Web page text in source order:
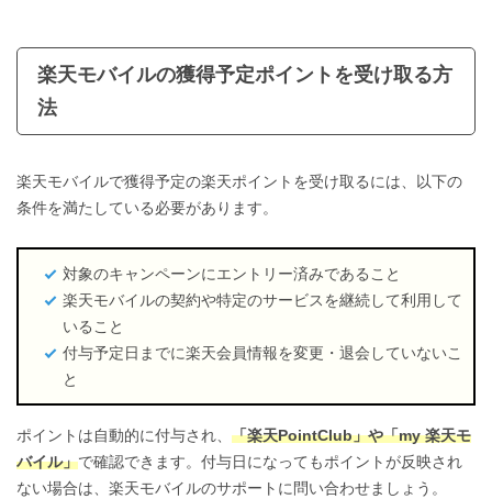
楽天モバイルの獲得予定ポイントを受け取る方
法
楽天モバイルで獲得予定の楽天ポイントを受け取るには、以下の
条件を満たしている必要があります。
対象のキャンペーンにエントリー済みであること
楽天モバイルの契約や特定のサービスを継続して利用して
いること
付与予定日までに楽天会員情報を変更・退会していないこ
と
ポイントは自動的に付与され、 「楽天PointClub」や「my 楽天モ
バイル」で確認できます。付与日になってもポイントが反映され
ない場合は、楽天モバイルのサポートに問い合わせましょう。